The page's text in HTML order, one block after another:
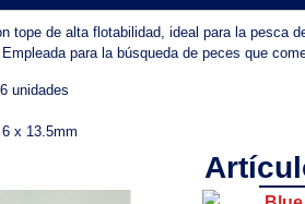
tope de alta flotabilidad, ideal para la pesca
para la búsqueda de peces que
unidades
x 13.5mm